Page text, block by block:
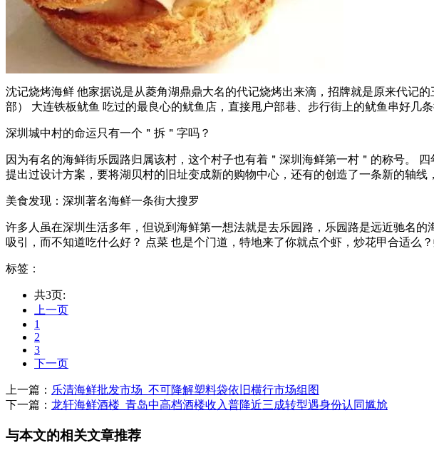
沈记烧烤海鲜 他家据说是从菱角湖鼎鼎大名的代记烧烤出来滴，招牌就是原来代记
部） 大连铁板鱿鱼 吃过的最良心的鱿鱼店，直接甩户部巷、步行街上的鱿鱼串好几
深圳城中村的命运只有一个＂拆＂字吗？
因为有名的海鲜街乐园路归属该村，这个村子也有着＂深圳海鲜第一村＂的称号。
提出过设计方案，要将湖贝村的旧址变成新的购物中心，还有的创造了一条新的轴线
美食发现：深圳著名海鲜一条街大搜罗
许多人虽在深圳生活多年，但说到海鲜第一想法就是去乐园路，乐园路是远近驰名
吸引，而不知道吃什么好？ 点菜 也是个门道，特地来了你就点个虾，炒花甲合适么
标签：
共3页:
上一页
1
2
3
下一页
上一篇： 乐清海鲜批发市场_不可降解塑料袋依旧横行市场组图
下一篇： 龙轩海鲜酒楼_青岛中高档酒楼收入普降近三成转型遇身份认同尴尬
与本文的相关文章推荐